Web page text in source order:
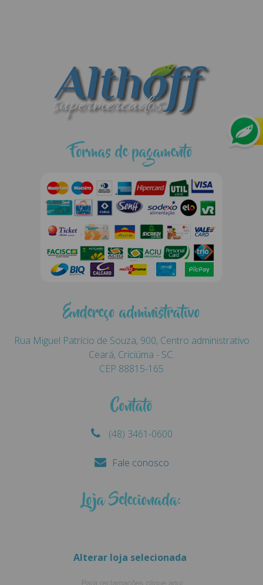
Formas de pagamento
Endereço administrativo
Rua Miguel Patrício de Souza, 900, Centro administrativo
Ceará, Criciúma - SC.
CEP 88815-165
Contato
(48) 3461-0600
Fale conosco
Loja Selecionada:
Alterar loja selecionada